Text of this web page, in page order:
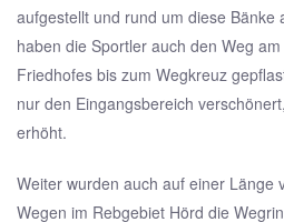
aufgestellt und rund um diese Bänke
haben die Sportler auch den Weg
Friedhofes bis zum Wegkreuz
nur den Eingangsbereich
erhöht.
Weiter wurden auch auf einer Länge
Wegen im Rebgebiet Hörd die